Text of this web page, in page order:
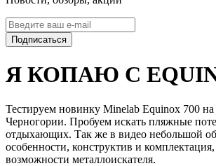
Подписаться
Я КОПАЮ С
Тестируем новинку Minelab Equinox 700
Черногории. Пробуем искать пляжные
отдыхающих. Так же в видео небольшой
особенности, конструктив и
возможности металлоискателя.